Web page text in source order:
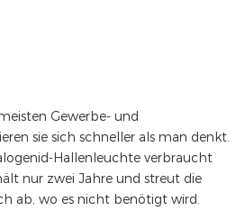
Gewerbe- und
sie sich schneller als man denkt.
Hallenleuchte verbraucht
nur zwei Jahre und streut die
ab, wo es nicht benötigt wird.